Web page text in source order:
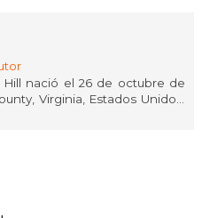
Hill nació el 26 de octubre de
Virginia, Estados Unidos.
humilde y enfrentó una